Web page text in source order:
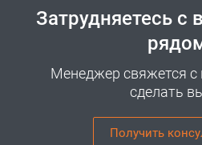
Затрудняетесь
Менеджер свяжется
сделать
Получить